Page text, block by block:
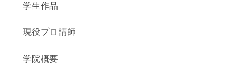
学生作品
現役プロ講師
学院概要